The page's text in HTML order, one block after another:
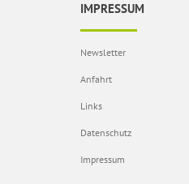
IMPRESSUM
Newsletter
Anfahrt
Links
Datenschutz
Impressum